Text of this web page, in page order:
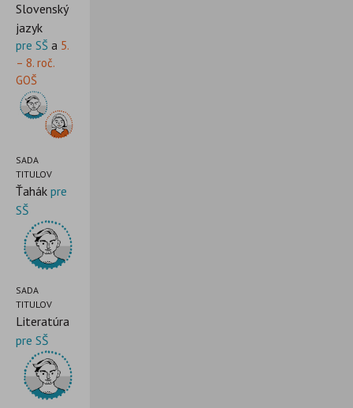
Slovenský
jazyk
pre SŠ a 5.
– 8. roč.
GOŠ
SADA
TITULOV
Ťahák pre
SŠ
SADA
TITULOV
Literatúra
pre SŠ